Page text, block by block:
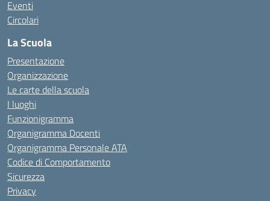
Eventi
Circolari
La Scuola
Presentazione
Organizzazione
Le carte della scuola
I luoghi
Funzionigramma
Organigramma Docenti
Organigramma Personale ATA
Codice di Comportamento
Sicurezza
Privacy